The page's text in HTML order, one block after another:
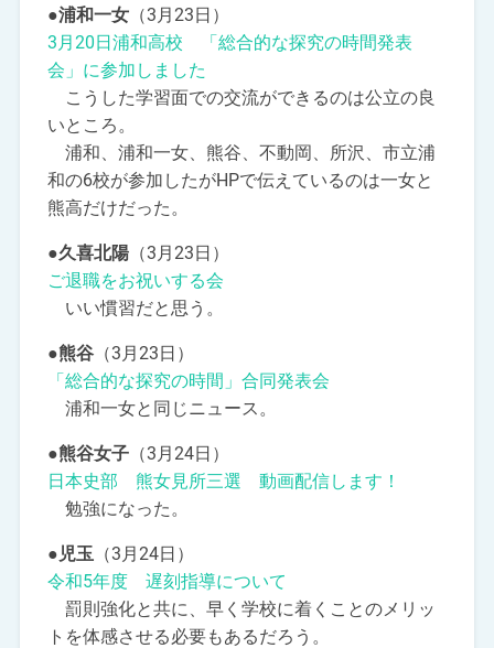
●浦和一女（3月23日）
3月20日浦和高校 「総合的な探究の時間発表
会」に参加しました
こうした学習面での交流ができるのは公立の良
いところ。
浦和、浦和一女、熊谷、不動岡、所沢、市立浦
和の6校が参加したがHPで伝えているのは一女と
熊高だけだった。
●久喜北陽（3月23日）
ご退職をお祝いする会
いい慣習だと思う。
●熊谷（3月23日）
「総合的な探究の時間」合同発表会
浦和一女と同じニュース。
●熊谷女子（3月24日）
日本史部 熊女見所三選 動画配信します！
勉強になった。
●児玉（3月24日）
令和5年度 遅刻指導について
罰則強化と共に、早く学校に着くことのメリッ
トを体感させる必要もあるだろう。